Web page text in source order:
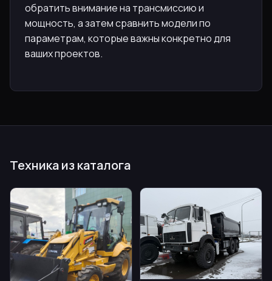
обратить внимание на трансмиссию и
мощность, а затем сравнить модели по
параметрам, которые важны конкретно для
ваших проектов.
Техника из каталога